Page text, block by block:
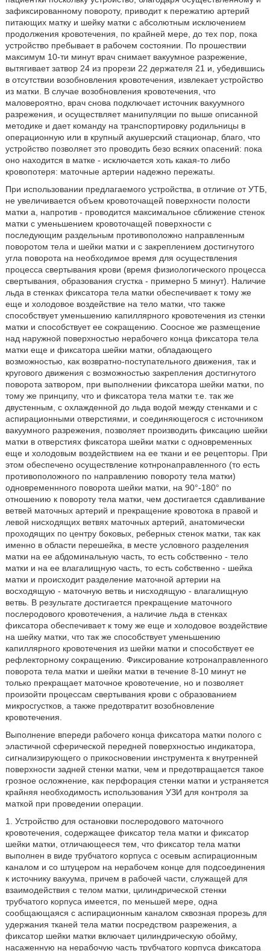
зафиксированному повороту, приводит к пережатию артерий
питающих матку и шейку матки с абсолютным исключением
продолжения кровотечения, по крайней мере, до тех пор, пока
устройство пребывает в рабочем состоянии. По прошествии
максимум 10-ти минут врач снимает вакуумное разрежение,
вытягивает затвор 24 из прорези 22 держателя 21 и, убедившись
в отсутствии возобновления кровотечения, извлекает устройство
из матки. В случае возобновления кровотечения, что
маловероятно, врач снова подключает источник вакуумного
разрежения, и осуществляет манипуляции по выше описанной
методике и дает команду на транспортировку родильницы в
операционную или в крупный акушерский стационар, благо, что
устройство позволяет это проводить безо всяких опасений: пока
оно находится в матке - исключается хоть какая-то либо
кровопотеря: маточные артерии надежно пережаты.
При использовании предлагаемого устройства, в отличие от УТБ,
не увеличивается объем кровоточащей поверхности полости
матки а, напротив - проводится максимальное сближение стенок
матки с уменьшением кровоточащей поверхности с
последующим раздельным противоположно направленным
поворотом тела и шейки матки и с закреплением достигнутого
угла поворота на необходимое время для осуществления
процесса свертывания крови (время физиологического процесса
свертывания, образования сгустка - примерно 5 минут). Наличие
льда в стенках фиксатора тела матки обеспечивает к тому же
еще и холодовое воздействие на тело матки, что также
способствует уменьшению капиллярного кровотечения из стенки
матки и способствует ее сокращению. Соосное же размещение
над наружной поверхностью нерабочего конца фиксатора тела
матки еще и фиксатора шейки матки, обладающего
возможностью, как возвратно-поступательного движения, так и
кругового движения с возможностью закрепления достигнутого
поворота затвором, при выполнении фиксатора шейки матки, по
тому же принципу, что и фиксатора тела матки т.е. так же
двустенным, с охлажденной до льда водой между стенками и с
аспирационными отверстиями, и соединяющегося с источником
вакуумного разрежения, позволяет производить фиксацию шейки
матки в отверстиях фиксатора шейки матки с одновременных
еще и холодовым воздействием на ее ткани и ее рецепторы. При
этом обеспечено осуществление котнронаправленного (то есть
противоположного по направлению повороту тела матки)
одновременнного поворота шейки матки, на 90°-180° по
отношению к повороту тела матки, чем достигается сдавливание
ветвей маточных артерий и прекращение кровотока в правой и
левой нисходящих ветвях маточных артерий, анатомически
проходящих по центру боковых, реберных стенок матки, так как
именно в области перешейка, в месте условного разделения
матки на ее абдоминальную часть, то есть собственно - тело
матки и на ее влагалищную часть, то есть собственно - шейка
матки и происходит разделение маточной артерии на
восходящую - маточную ветвь и нисходящую - влагалищную
ветвь. В результате достигается прекращение маточного
послеродового кровотечения, а наличие льда в стенках
фиксатора обеспечивает к тому же еще и холодовое воздействие
на шейку матки, что так же способствует уменьшению
капиллярного кровотечения из шейки матки и способствует ее
рефлекторному сокращению. Фиксирование котронаправленного
поворота тела матки и шейки матки в течение 8-10 минут не
только прекращает маточное кровотечение, но и позволяет
произойти процессам свертывания крови с образованием
микросгустков, а также предотвратит возобновление
кровотечения.
Выполнение впереди рабочего конца фиксатора матки полого с
эластичной сферической передней поверхностью индикатора,
сигнализирующего о прикосновении инструмента к внутренней
поверхности задней стенки матки, чем и предотвращается такое
грозное осложнение, как перфорация стенки матки и устраняется
крайняя необходимость использования УЗИ для контроля за
маткой при проведении операции.
1. Устройство для остановки послеродового маточного
кровотечения, содержащее фиксатор тела матки и фиксатор
шейки матки, отличающееся тем, что фиксатор тела матки
выполнен в виде трубчатого корпуса с осевым аспирационным
каналом и со штуцером на нерабочем конце для подсоединения
к источнику вакуума, причем в рабочей части, служащей для
взаимодействия с телом матки, цилиндрической стенки
трубчатого корпуса имеется, по меньшей мере, одна
сообщающаяся с аспирационным каналом сквозная прорезь для
удержания тканей тела матки посредством разрежения, а
фиксатор шейки матки включает цилиндрическую обойму,
насаженную на нерабочую часть трубчатого корпуса фиксатора